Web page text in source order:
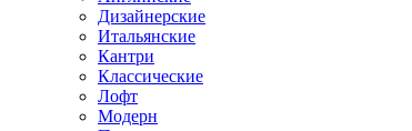
Дизайнерские
Итальянские
Кантри
Классические
Лофт
Модерн